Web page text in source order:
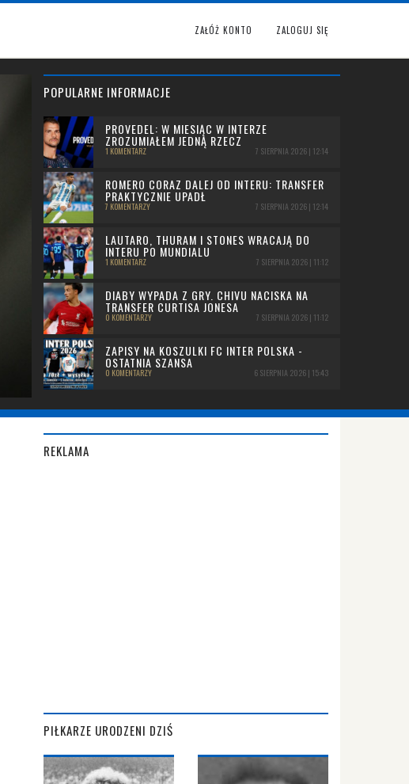
ZAŁÓŻ KONTO ZALOGUJ SIĘ
POPULARNE INFORMACJE
PROVEDEL: W MIESIĄC W INTERZE
ZROZUMIAŁEM JEDNĄ RZECZ
1 KOMENTARZ 7 SIERPNIA 2026 | 12:14
ROMERO CORAZ DALEJ OD INTERU: TRANSFER
PRAKTYCZNIE UPADŁ
7 KOMENTARZY 7 SIERPNIA 2026 | 12:14
LAUTARO, THURAM I STONES WRACAJĄ DO
INTERU PO MUNDIALU
1 KOMENTARZ 7 SIERPNIA 2026 | 11:12
DIABY WYPADA Z GRY. CHIVU NACISKA NA
TRANSFER CURTISA JONESA
0 KOMENTARZY 7 SIERPNIA 2026 | 11:12
ZAPISY NA KOSZULKI FC INTER POLSKA -
OSTATNIA SZANSA
0 KOMENTARZY 6 SIERPNIA 2026 | 15:43
REKLAMA
PIŁKARZE URODZENI DZIŚ